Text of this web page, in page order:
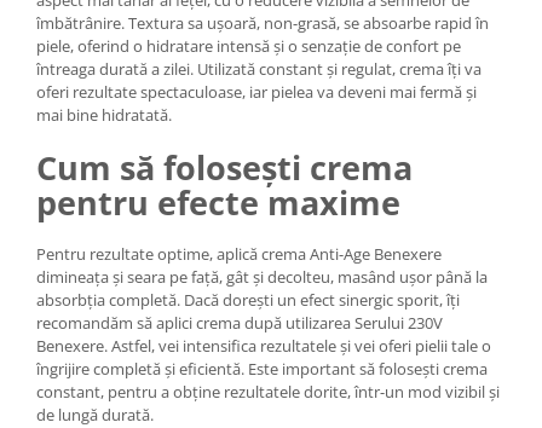
îmbătrânire. Textura sa ușoară, non-grasă, se absoarbe rapid în
piele, oferind o hidratare intensă și o senzație de confort pe
întreaga durată a zilei. Utilizată constant și regulat, crema îți va
oferi rezultate spectaculoase, iar pielea va deveni mai fermă și
mai bine hidratată.
Cum să folosești crema
pentru efecte maxime
Pentru rezultate optime, aplică crema Anti-Age Benexere
dimineața și seara pe față, gât și decolteu, masând ușor până la
absorbția completă. Dacă dorești un efect sinergic sporit, îți
recomandăm să aplici crema după utilizarea Serului 230V
Benexere. Astfel, vei intensifica rezultatele și vei oferi pielii tale o
îngrijire completă și eficientă. Este important să folosești crema
constant, pentru a obține rezultatele dorite, într-un mod vizibil și
de lungă durată.